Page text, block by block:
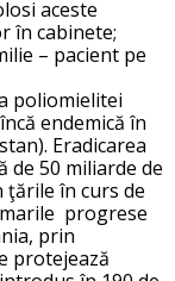
aceste
în cabinete;
– pacient pe
poliomielitei
endemică în
Eradicarea
de 50 miliarde de
ţările în curs de
progrese
prin
protejează